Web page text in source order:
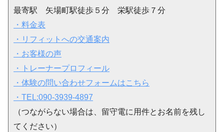
最寄駅 矢場町駅徒歩５分 栄駅徒歩７分
・料金表
・リフィットへの交通案内
・お客様の声
・トレーナープロフィール
・体験の問い合わせフォームはこちら
・TEL:090-3939-4897
（つながらない場合は、留守電に用件とお名前を残し
てください）